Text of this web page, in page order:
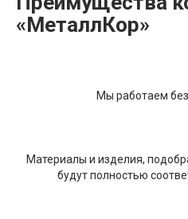
«МеталлКор»
Мы работаем
Материалы и изделия,
будут полностью